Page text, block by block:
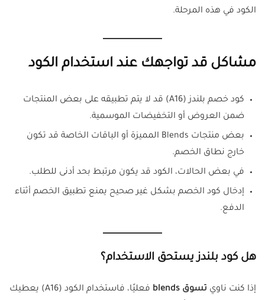
الكود في هذه المرحلة.
مشاكل قد تواجهك عند استخدام الكود
كود خصم بلندز (A16) قد لا يتم تطبيقه على بعض المنتجات
ضمن العروض أو التخفيضات الموسمية.
بعض منتجات Blends المميزة أو الباقات الخاصة قد تكون
خارج نطاق الخصم.
في بعض الحالات، الكود قد يكون مرتبط بحد أدنى للطلب.
إدخال كود الخصم بشكل غير صحيح يمنع تطبيق الخصم أثناء
الدفع.
هل كود بلندز يستحق الاستخدام؟
إذا كنت ناوي تسوق blends
فعليًا، فاستخدام الكود (A16) يعطيك